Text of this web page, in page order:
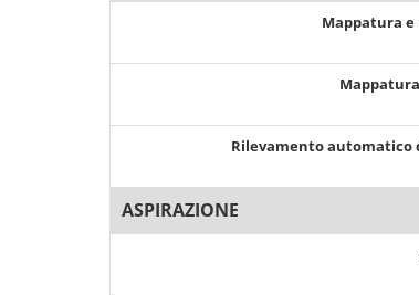
Mappatura e
Rilevamento automatico
ASPIRAZIONE